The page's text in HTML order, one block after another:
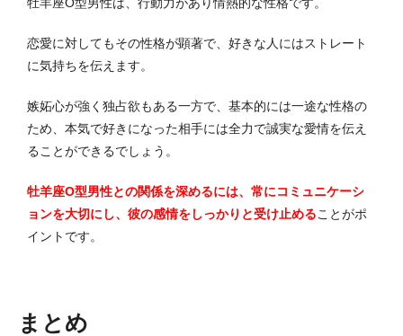
恋愛に対してもその性格が顕著で、好きな人にはストレート
に気持ちを伝えます。
嫉妬心が強く独占欲もある一方で、基本的には一途な性格の
ため、本気で好きになった相手には全力で誠実な愛情を伝え
ることができるでしょう。
牡羊座O型男性との関係を深めるには、常にコミュニケーシ
ョンを大切にし、彼の感情をしっかりと受け止めることがポ
イントです。
まとめ